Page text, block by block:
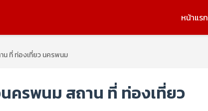
หน้าแรก
ที่ ท่องเที่ยว นครพนม
ครพนม สถาน ที่ ท่องเที่ยว